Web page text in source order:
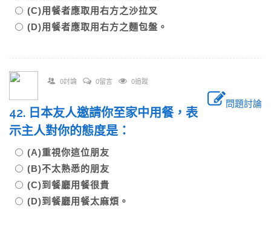
(C)用餐者應取用右方之沙拉叉
(D)用餐者應取用右方之麵包盤。
0討論 0留言 0追蹤
問題討論
42. 日本友人邀請你至家中用餐，表
示主人對你的態度是：
(A)重視你這位朋友
(B)不太熟悉的朋友
(C)到餐廳用餐很貴
(D)到餐廳用餐太麻煩。